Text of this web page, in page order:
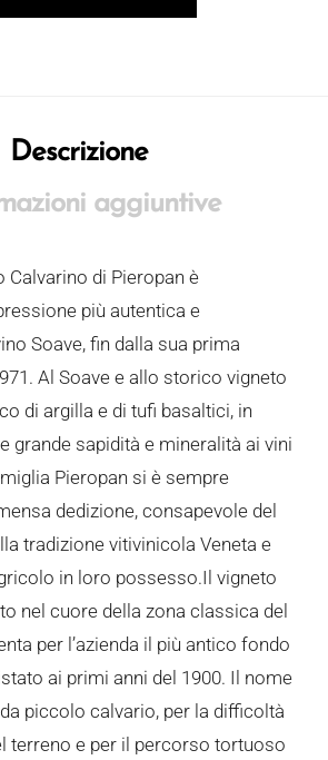
Descrizione
aggiuntive
Calvarino di Pieropan è
più autentica e
Soave, fin dalla sua prima
Al Soave e allo storico vigneto
di argilla e di tufi basaltici, in
grande sapidità e mineralità ai vini
Pieropan si è sempre
dedizione, consapevole del
tradizione vitivinicola Veneta e
in loro possesso.Il vigneto
nel cuore della zona classica del
per l’azienda il più antico fondo
ai primi anni del 1900. Il nome
piccolo calvario, per la difficoltà
terreno e per il percorso tortuoso